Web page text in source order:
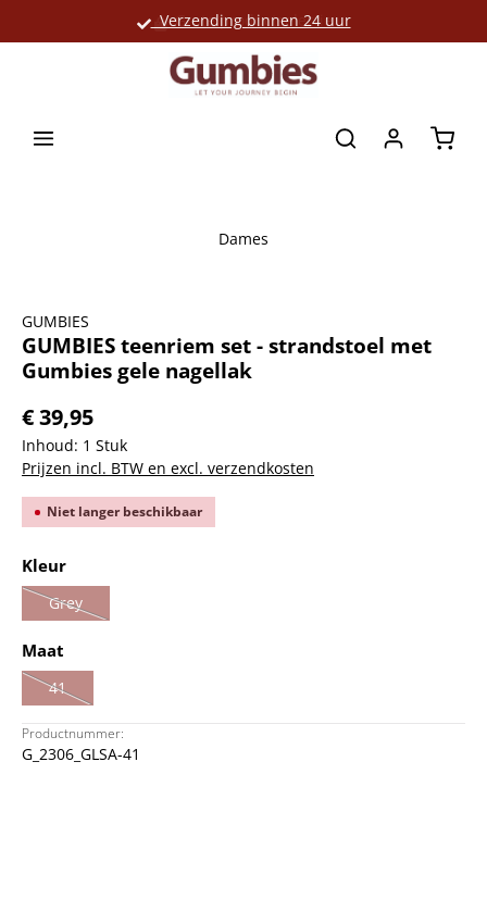
Verzending binnen 24 uur
Grote productselectie
Dames
GUMBIES
GUMBIES teenriem set - strandstoel met
Gumbies gele nagellak
€ 39,95
Inhoud: 1 Stuk
Prijzen incl. BTW en excl. verzendkosten
Niet langer beschikbaar
Selecteer
Kleur
Grey
(Deze optie is momenteel niet beschikbaar.)
Selecteer
Maat
41
(Deze optie is momenteel niet beschikbaar.)
Productnummer:
G_2306_GLSA-41